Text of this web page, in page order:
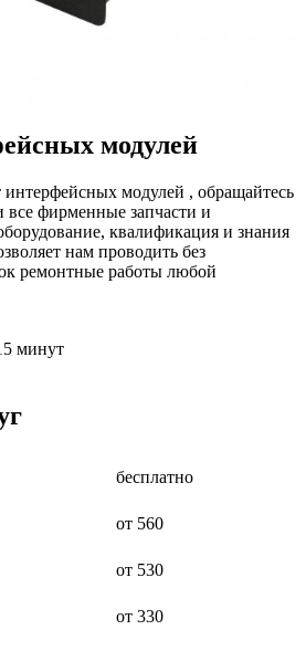
насосов
модулей
модулей , обращайтесь
фирменные запчасти и
квалификация и знания
нам проводить без
ремонтные работы любой
минут
бесплатно
от 560
от 530
от 330